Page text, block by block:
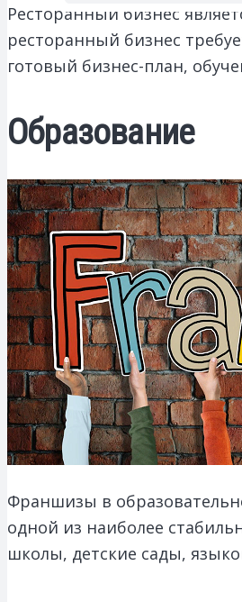
Ресторанный бизнес
ресторанный бизнес
готовый бизнес-план,
Образование
Франшизы в
одной из наиболее
школы, детские сады,